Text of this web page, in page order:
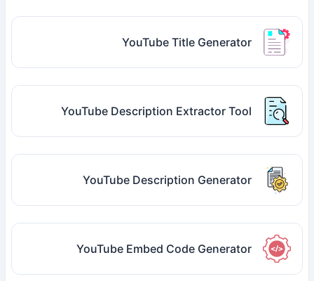
YouTube Title Generator
YouTube Description Extractor Tool
YouTube Description Generator
YouTube Embed Code Generator